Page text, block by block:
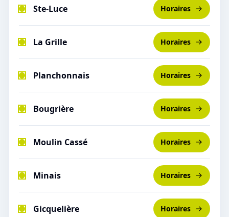
Ste-Luce Horaires
La Grille Horaires
Planchonnais Horaires
Bougrière Horaires
Moulin Cassé Horaires
Minais Horaires
Gicquelière Horaires